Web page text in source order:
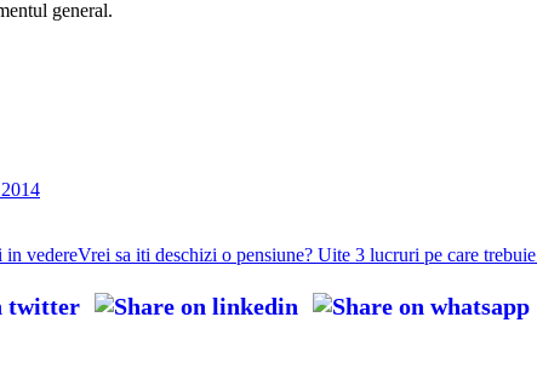
general.
Vrei sa iti deschizi o pensiune? Uite 3 lucruri pe care